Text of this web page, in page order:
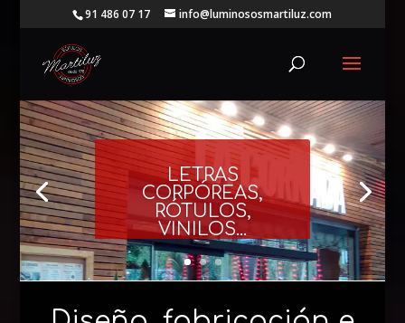
91 486 07 17 info@luminososmartiluz.com
LETRAS
CORPÓREAS,
RÓTULOS,
VINILOS...